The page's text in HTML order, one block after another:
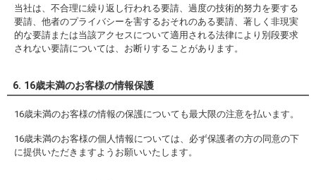
当社は、不合理に繰り返し行われる要請、過度の技術的努力を要する
要請、他者のプライバシーを害するおそれのある要請、著しく非現実
的な要請または当該アクセスについて適用される法律により別段要求
されない要請については、お断りすることがあります。
6. 16歳未満のお客様の情報保護
16歳未満のお客様の情報の保護についても最大限の注意を払います。
16歳未満のお客様の個人情報については、必ず保護者の方の同意の下
に提供いただきますようお願いいたします。